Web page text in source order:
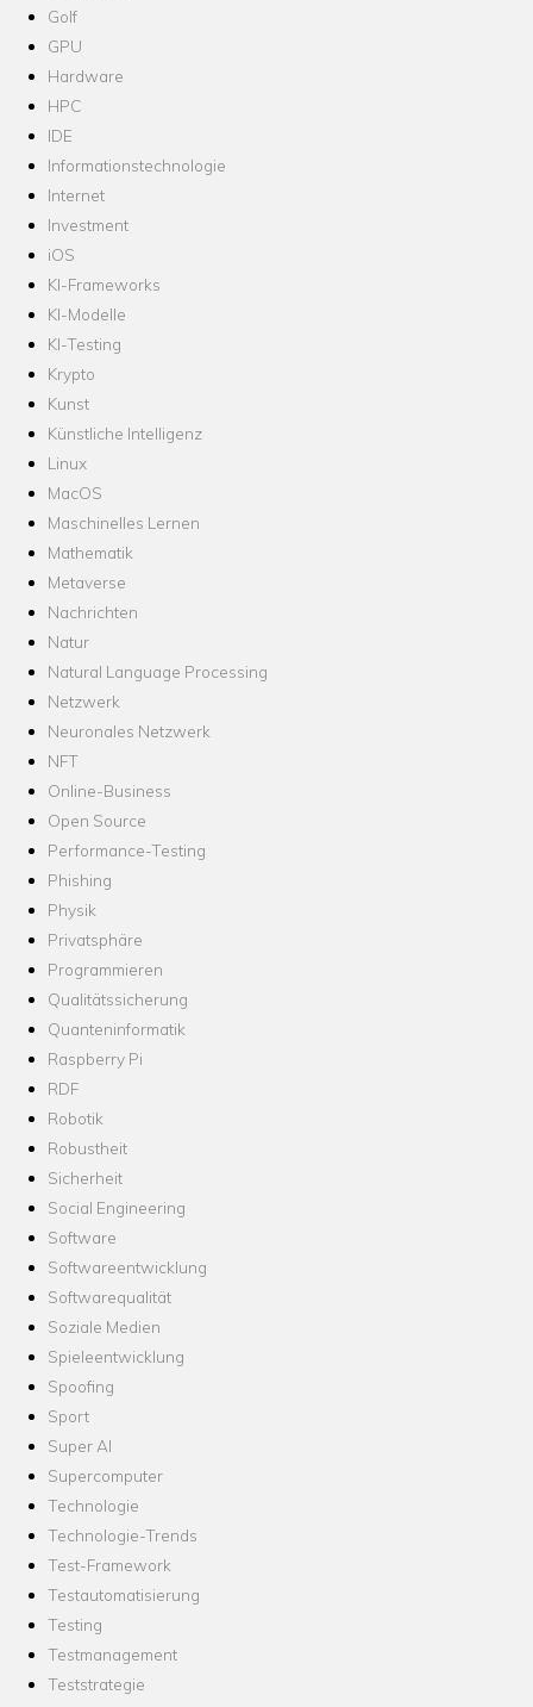
Golf
GPU
Hardware
HPC
IDE
Informationstechnologie
Internet
Investment
iOS
KI-Frameworks
KI-Modelle
KI-Testing
Krypto
Kunst
Künstliche Intelligenz
Linux
MacOS
Maschinelles Lernen
Mathematik
Metaverse
Nachrichten
Natur
Natural Language Processing
Netzwerk
Neuronales Netzwerk
NFT
Online-Business
Open Source
Performance-Testing
Phishing
Physik
Privatsphäre
Programmieren
Qualitätssicherung
Quanteninformatik
Raspberry Pi
RDF
Robotik
Robustheit
Sicherheit
Social Engineering
Software
Softwareentwicklung
Softwarequalität
Soziale Medien
Spieleentwicklung
Spoofing
Sport
Super AI
Supercomputer
Technologie
Technologie-Trends
Test-Framework
Testautomatisierung
Testing
Testmanagement
Teststrategie